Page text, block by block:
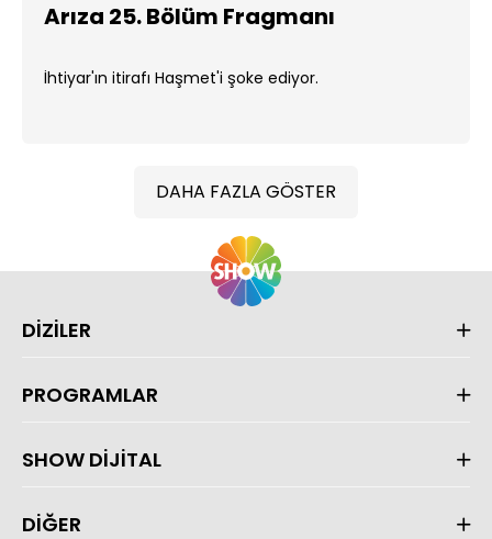
Arıza 25. Bölüm Fragmanı
İhtiyar'ın itirafı Haşmet'i şoke ediyor.
DAHA FAZLA GÖSTER
DİZİLER
PROGRAMLAR
SHOW DİJİTAL
DİĞER